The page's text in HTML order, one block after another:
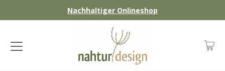
Nachhaltiger Onlineshop